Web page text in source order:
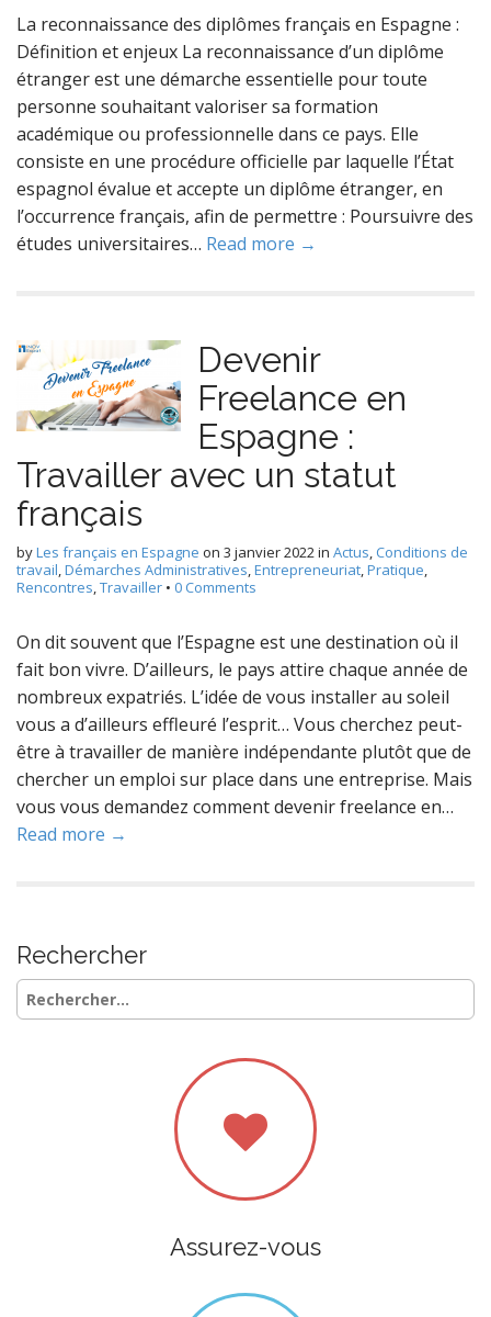
La reconnaissance des diplômes français en Espagne :
Définition et enjeux La reconnaissance d’un diplôme
étranger est une démarche essentielle pour toute
personne souhaitant valoriser sa formation
académique ou professionnelle dans ce pays. Elle
consiste en une procédure officielle par laquelle l’État
espagnol évalue et accepte un diplôme étranger, en
l’occurrence français, afin de permettre : Poursuivre des
études universitaires… Read more →
Devenir
Freelance en
Espagne :
Travailler avec un statut
français
byLes français en Espagne on 3 janvier 2022in Actus, Conditions de
travail,Démarches Administratives,Entrepreneuriat,Pratique,
Rencontres,Travailler • 0 Comments
On dit souvent que l’Espagne est une destination où il
fait bon vivre. D’ailleurs, le pays attire chaque année de
nombreux expatriés. L’idée de vous installer au soleil
vous a d’ailleurs effleuré l’esprit… Vous cherchez peut-
être à travailler de manière indépendante plutôt que de
chercher un emploi sur place dans une entreprise. Mais
vous vous demandez comment devenir freelance en…
Read more →
Rechercher
Rechercher :
Assurez-vous